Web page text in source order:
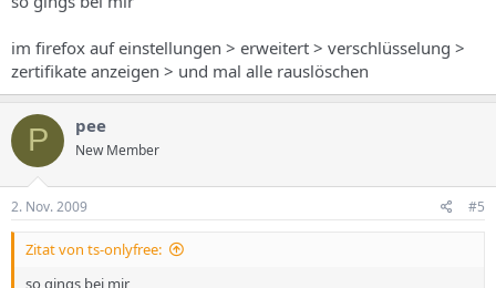
im firefox auf einstellungen > erweitert > verschlüsselung >
zertifikate anzeigen > und mal alle rauslöschen
P pee
New Member
2. Nov. 2009 #5
Zitat von ts-onlyfree:
so gings bei mir